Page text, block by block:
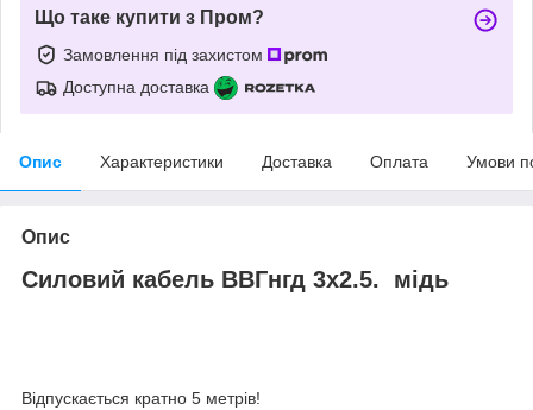
Що таке купити з Пром?
Замовлення під захистом
Доступна доставка
Опис Характеристики Доставка Оплата Умови
Опис
Силовий кабель ВВГнгд 3х2.5. мідь
Відпускається кратно 5 метрів!